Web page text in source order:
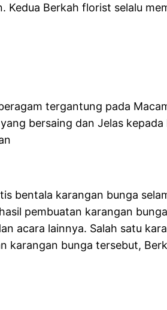
Kedua Berkah florist selalu
tergantung pada
bersaing dan Jelas
bentala karangan bunga
pembuatan karangan
acara lainnya. Salah satu
karangan bunga tersebut,